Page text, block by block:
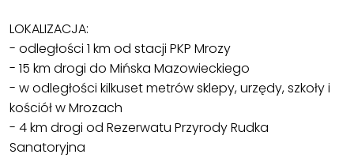
LOKALIZACJA:
- odległości 1 km od stacji PKP Mrozy
- 15 km drogi do Mińska Mazowieckiego
- w odległości kilkuset metrów sklepy, urzędy, szkoły i
kościół w Mrozach
- 4 km drogi od Rezerwatu Przyrody Rudka
Sanatoryjna